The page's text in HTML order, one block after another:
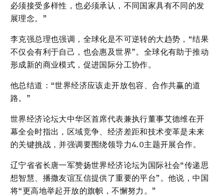
必须接受多样性，也必须承认，不同国家具有不同的发
展理念。”
李克强总理也强调，全球化是不可逆转的大趋势，“结果
不仅会有利于自己，也会惠及世界”。全球化有助于推动
形成新的商业模式，促进国际分工协作。
他总结道：“世界经济应该走开放包容、合作共赢的道
路。”
世界经济论坛大中华区首席代表兼执行董事艾德维在开
幕全会时指出，区域竞争、经济差距和技术变革是未来
的关键挑战，并强调要围绕领导力4.0主题开展合作。
辽宁省省长唐一军赞扬世界经济论坛为国际社会“传递思
想智慧、播撒友谊互信提供了重要的平台”。他说，中国
将“更高地举起开放的旗帜，不懈努力。”